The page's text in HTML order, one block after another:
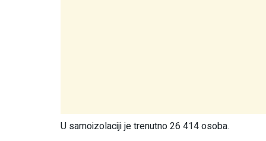
U samoizolaciji je trenutno 26 414 osoba.